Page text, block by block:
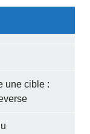
une cible :